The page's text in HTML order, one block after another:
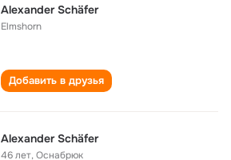
Alexander Schäfer
Elmshorn
Добавить в друзья
Alexander Schäfer
46 лет,Оснабрюк